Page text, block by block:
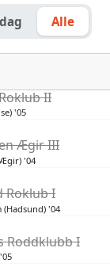
Alle
II
'05
Ægir III
'04
Roklub I
(Hadsund) '04
Roddklubb I